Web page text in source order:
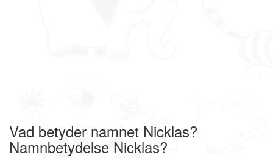
Vad betyder namnet Nicklas?
Namnbetydelse Nicklas?